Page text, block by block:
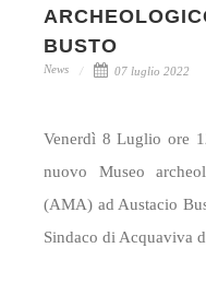
BUSTO
News 07 luglio 2022
Venerdì 8 Luglio ore
nuovo Museo
(AMA) ad Austacio
Sindaco di Acquaviva